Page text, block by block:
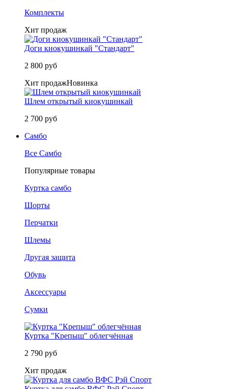
Комплекты
Хит продаж
Доги киокушинкай "Стандарт"
2 800 руб
Хит продажНовинка
Шлем открытый киокушинкай
2 700 руб
Самбо
Все Самбо
Популярные товары
Куртка самбо
Шорты
Перчатки
Шлемы
Другая защита
Обувь
Аксессуары
Сумки
Куртка "Крепыш" облегчённая
2 790 руб
Хит продаж